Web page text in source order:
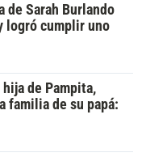
de Sarah Burlando
logró cumplir uno
de Pampita,
familia de su papá: